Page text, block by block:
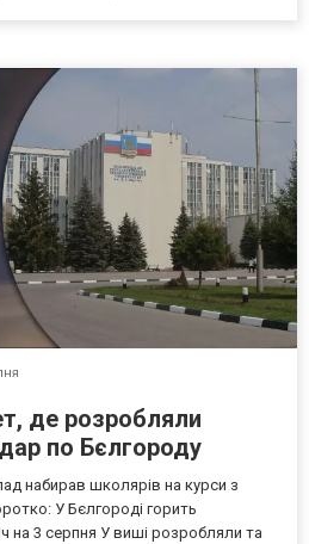
де розробляли
по Бєлгороду
набирав школярів на курси з
У Бєлгороді горить
на 3 серпня У виші розробляли та